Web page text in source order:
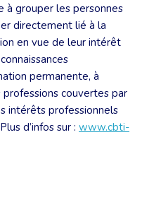
à grouper les personnes
directement lié à la
en vue de leur intérêt
permanente, à
couvertes par
intérêts professionnels
d’infos sur : www.cbti-